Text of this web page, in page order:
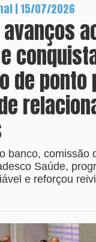
| 15/07/2026
avanços
de ponto
banco, comissão
Saúde,
e reforçou